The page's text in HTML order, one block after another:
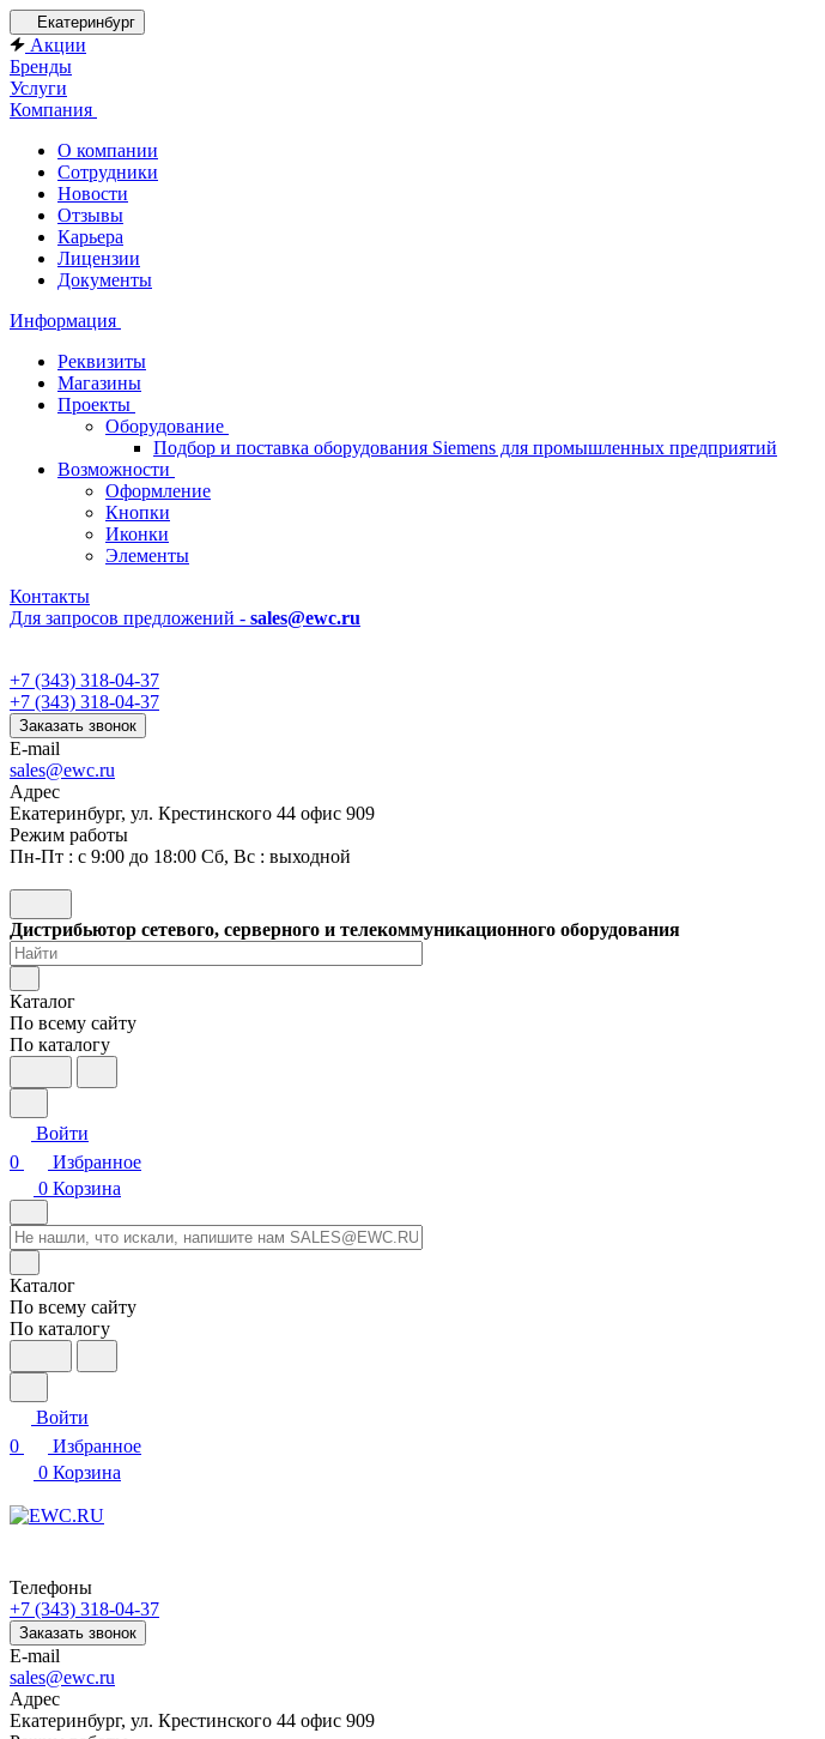
Екатеринбург
Акции
Бренды
Услуги
Компания
О компании
Сотрудники
Новости
Отзывы
Карьера
Лицензии
Документы
Информация
Реквизиты
Магазины
Проекты
Оборудование
Подбор и поставка оборудования Siemens для промышленных предприятий
Возможности
Оформление
Кнопки
Иконки
Элементы
Контакты
Для запросов предложений - sales@ewc.ru
+7 (343) 318-04-37
+7 (343) 318-04-37
Заказать звонок
E-mail
sales@ewc.ru
Адрес
Екатеринбург, ул. Крестинского 44 офис 909
Режим работы
Пн-Пт : с 9:00 до 18:00 Сб, Вс : выходной
Дистрибьютор сетевого, серверного и телекоммуникационного оборудования
Каталог
По всему сайту
По каталогу
Войти
0
Избранное
0 Корзина
Каталог
По всему сайту
По каталогу
Войти
0
Избранное
0 Корзина
Телефоны
+7 (343) 318-04-37
Заказать звонок
E-mail
sales@ewc.ru
Адрес
Екатеринбург, ул. Крестинского 44 офис 909